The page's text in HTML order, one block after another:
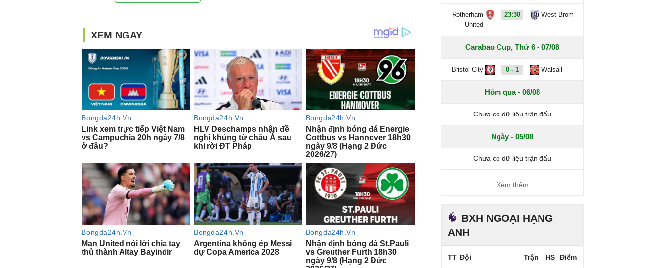
Rotherham
United
23:30 West Brom
Carabao Cup, Thứ 6 - 07/08
Bristol City 0 - 1 Walsall
Hôm qua - 06/08
Chưa có dữ liệu trận đấu
Ngày - 05/08
Chưa có dữ liệu trận đấu
Xem thêm
BXH NGOẠI HẠNG
ANH
TT Đội Trận HS Điểm